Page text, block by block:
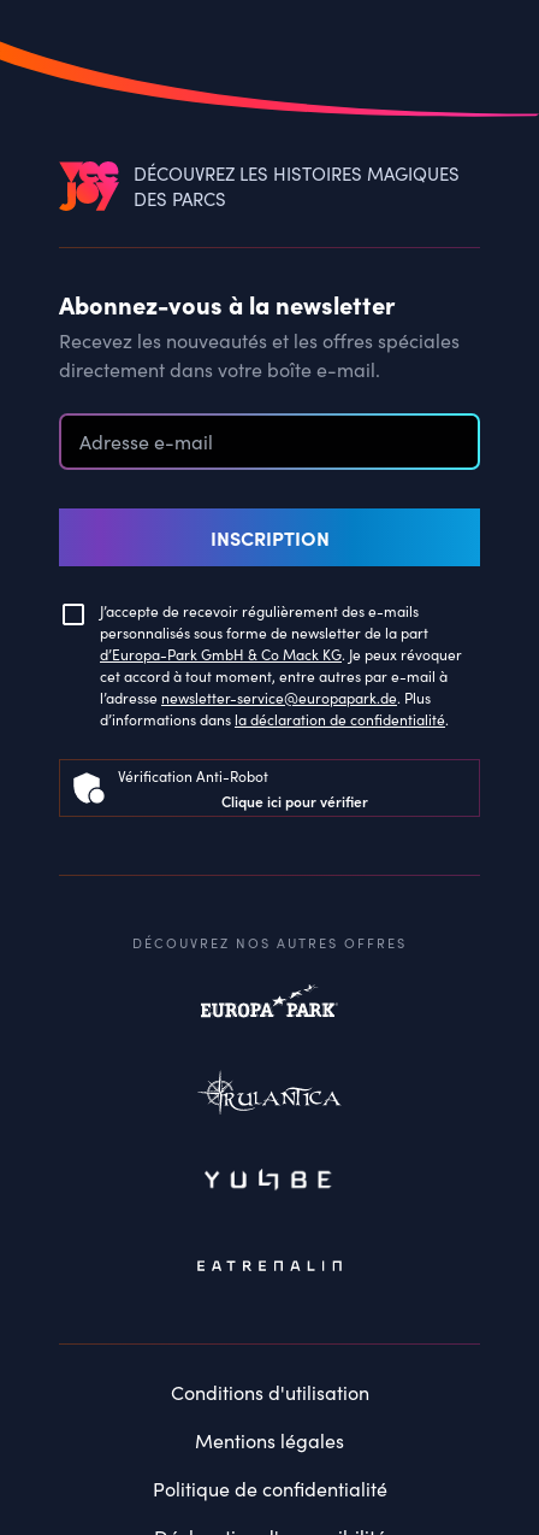
DÉCOUVREZ LES HISTOIRES MAGIQUES
DES PARCS
Abonnez-vous à la newsletter
Recevez les nouveautés et les offres spéciales
directement dans votre boîte e-mail.
INSCRIPTION
J’accepte de recevoir régulièrement des e-mails
personnalisés sous forme de newsletter de la part
d’Europa-Park GmbH & Co Mack KG. Je peux révoquer
cet accord à tout moment, entre autres par e-mail à
l’adresse newsletter-service@europapark.de. Plus
d’informations dans la déclaration de confidentialité.
Vérification Anti-Robot
Clique ici pour vérifier
DÉCOUVREZ NOS AUTRES OFFRES
Conditions d'utilisation
Mentions légales
Politique de confidentialité